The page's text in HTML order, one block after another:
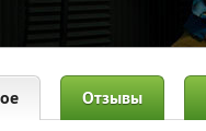
Отзывы